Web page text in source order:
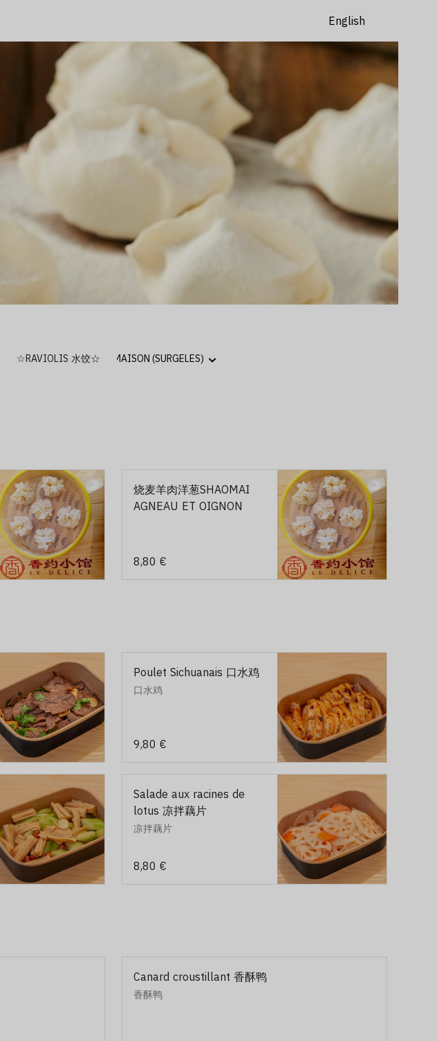
☆RAVIOLIS 水饺☆
烧麦羊肉洋葱SHAOMAI
AGNEAU ET OIGNON
8,80 €
Poulet Sichuanais 口水鸡
口水鸡
9,80 €
Salade aux racines de
lotus 凉拌藕片
凉拌藕片
8,80 €
Canard croustillant 香酥鸭
香酥鸭